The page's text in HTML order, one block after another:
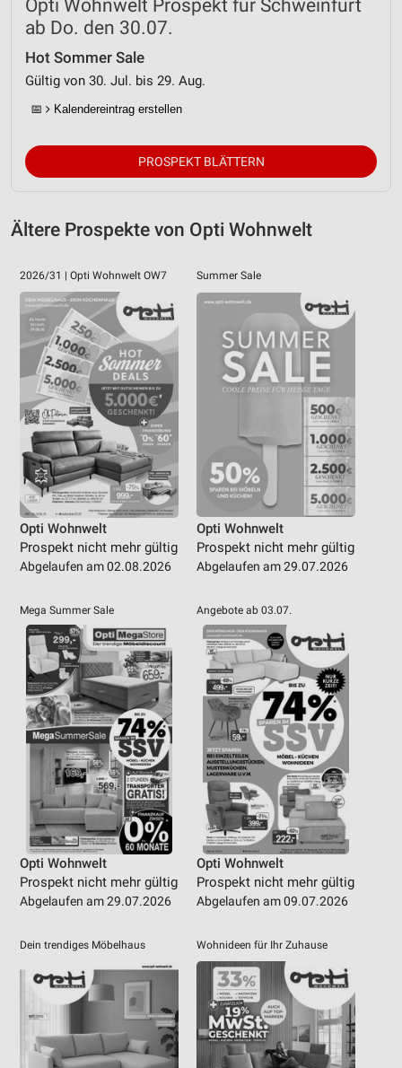
Opti Wohnwelt Prospekt für Schweinfurt
ab Do. den 30.07.
Hot Sommer Sale
Gültig von 30. Jul. bis 29. Aug.
📅 Kalendereintrag erstellen
PROSPEKT BLÄTTERN
Ältere Prospekte von Opti Wohnwelt
2026/31 | Opti Wohnwelt OW7
Opti Wohnwelt
Prospekt nicht mehr gültig
Abgelaufen am 02.08.2026
Summer Sale
Opti Wohnwelt
Prospekt nicht mehr gültig
Abgelaufen am 29.07.2026
Mega Summer Sale
Opti Wohnwelt
Prospekt nicht mehr gültig
Abgelaufen am 29.07.2026
Angebote ab 03.07.
Opti Wohnwelt
Prospekt nicht mehr gültig
Abgelaufen am 09.07.2026
Dein trendiges Möbelhaus Wohnideen für Ihr Zuhause